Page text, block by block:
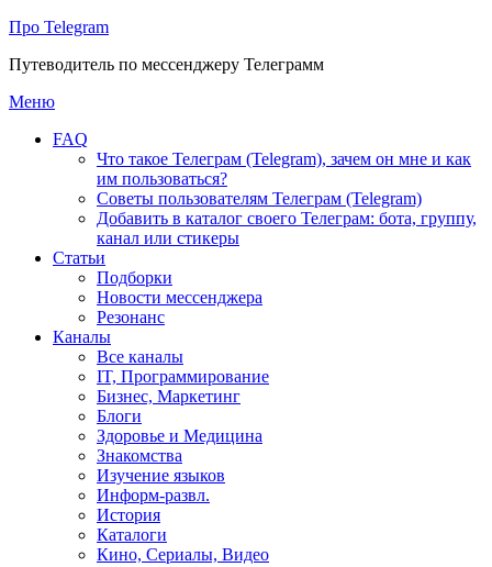
Про Telegram
Путеводитель по мессенджеру Телеграмм
Перейти
содержимому
Меню
FAQ
Что такое Телеграм (Telegram), зачем он мне и как
им пользоваться?
Советы пользователям Телеграм (Telegram)
Добавить в каталог своего Телеграм: бота, группу,
канал или стикеры
Статьи
Подборки
Новости мессенджера
Резонанс
Каналы
Все каналы
IT, Программирование
Бизнес, Маркетинг
Блоги
Здоровье и Медицина
Знакомства
Изучение языков
Информ-развл.
История
Каталоги
Кино, Сериалы, Видео